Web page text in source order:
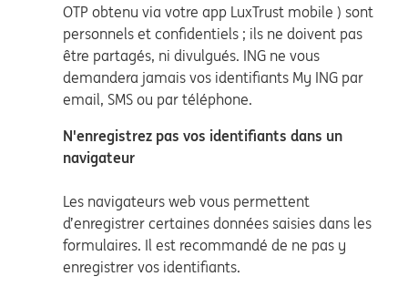
OTP obtenu via votre app LuxTrust mobile ) sont
personnels et confidentiels ; ils ne doivent pas
être partagés, ni divulgués. ING ne vous
demandera jamais vos identifiants My ING par
email, SMS ou par téléphone.
N'enregistrez pas vos identifiants dans un
navigateur
Les navigateurs web vous permettent
d’enregistrer certaines données saisies dans les
formulaires. Il est recommandé de ne pas y
enregistrer vos identifiants.